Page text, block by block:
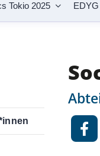
Tokio 2025
Gehörlosensport